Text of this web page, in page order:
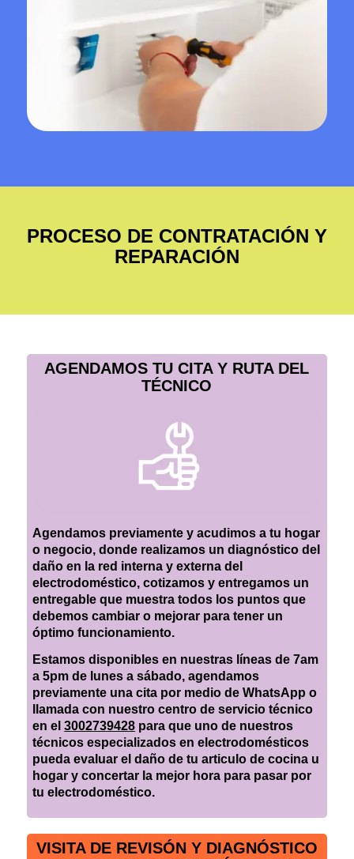
PROCESO DE CONTRATACIÓN Y
REPARACIÓN
AGENDAMOS TU CITA Y RUTA DEL
TÉCNICO
Agendamos previamente y acudimos a tu hogar
o negocio, donde realizamos un diagnóstico del
daño en la red interna y externa del
electrodoméstico, cotizamos y entregamos un
entregable que muestra todos los puntos que
debemos cambiar o mejorar para tener un
óptimo funcionamiento.
Estamos disponibles en nuestras líneas de 7am
a 5pm de lunes a sábado, agendamos
previamente una cita por medio de WhatsApp o
llamada con nuestro centro de servicio técnico
en el3002739428 para que uno de nuestros
técnicos especializados en electrodomésticos
pueda evaluar el daño de tu articulo de cocina u
hogar y concertar la mejor hora para pasar por
tu electrodoméstico.
VISITA DE REVISÓN Y DIAGNÓSTICO